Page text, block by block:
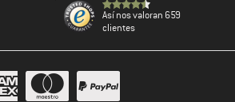
Así nos valoran 659
clientes